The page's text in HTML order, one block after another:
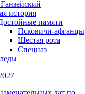
история
памяти
Псковичи-афганцы
Шестая рота
Спецназ